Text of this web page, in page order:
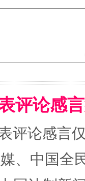
评论感
评论感言
、中国全